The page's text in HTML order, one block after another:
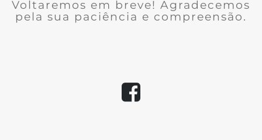
Voltaremos em breve! Agradecemos
pela sua paciência e compreensão.